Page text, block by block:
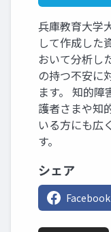
兵庫教育大学
して作成した
おいて分析し
の持つ不安に
ます。 知的
護者さまや知
いる方にも広
す。
シェア
Facebook